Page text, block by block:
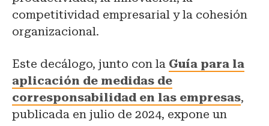
competitividad empresarial y la cohesión
organizacional.
Este decálogo, junto con la Guía para la
aplicación de medidas de
corresponsabilidad en las empresas,
publicada en julio de 2024, expone un